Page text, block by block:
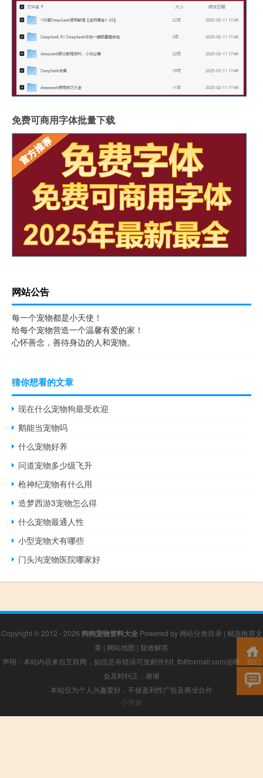
免费可商用字体批量下载
网站公告
每一个宠物都是小天使！
给每个宠物营造一个温馨有爱的家！
心怀善念，善待身边的人和宠物。
猜你想看的文章
现在什么宠物狗最受欢迎
鹅能当宠物吗
什么宠物好养
问道宠物多少级飞升
枪神纪宠物有什么用
造梦西游3宠物怎么得
什么宠物最通人性
小型宠物犬有哪些
门头沟宠物医院哪家好
Copyright © 2012 - 2026 狗狗宠物资料大全Powered by 网站分类目录 | 精选推荐文
章 | 网站地图 | 疑难解答
声明：本站内容来自互联网，如信息有错误可发邮件到f_fb#foxmail.com说明，我们
会及时纠正，谢谢
本站仅为个人兴趣爱好，不接盈利性广告及商业合作
小男孩